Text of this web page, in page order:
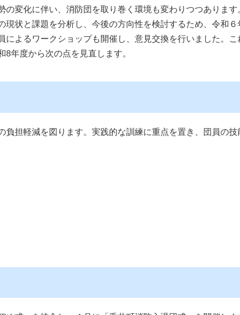
変化に伴い、消防団を取り巻く環境も変わりつつあります
状と課題を分析し、今後の方向性を検討するため、令和
によるワークショップも開催し、意見交換を行いました。
年度から次の点を見直します。
担軽減を図ります。実践的な訓練に重点を置き、団員の技